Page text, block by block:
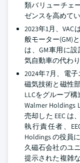
類バリューチェ
ゼンスを高めてい
2023年1月、
般モーター(GM)
は、GM車用に
気自動車の代わ
2024年7月、電
磁気技術と磁性
LLCをグループ
Walmer Holdings
売却した EEC は
執行責任者、
Holdings の役員
久磁石会社のユ
提示された複雑